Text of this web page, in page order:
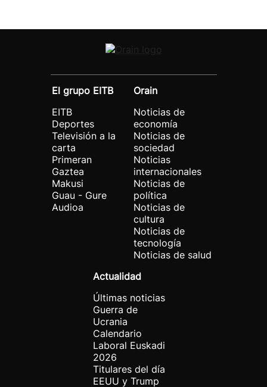
El grupo EITB
EITB
Deportes
Televisión a la
carta
Primeran
Gaztea
Makusi
Guau - Gure
Audioa
Orain
Noticias de
economía
Noticias de
sociedad
Noticias
internacionales
Noticias de
política
Noticias de
cultura
Noticias de
tecnología
Noticias de salud
Actualidad
Últimas noticias
Guerra de
Ucrania
Calendario
Laboral Euskadi
2026
Titulares del día
EEUU y Trump